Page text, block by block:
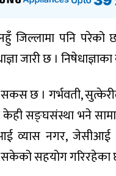
जिल्लामा पनि
जारी छ ।
सकस छ । गर्भवती,
सङ्घसंस्था भने
व्यास नगर, जेसीआई
सहयोग गरिरहेका